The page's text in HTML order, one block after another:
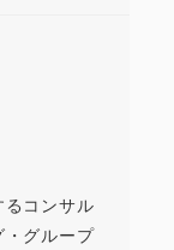
コンサル
・グループ